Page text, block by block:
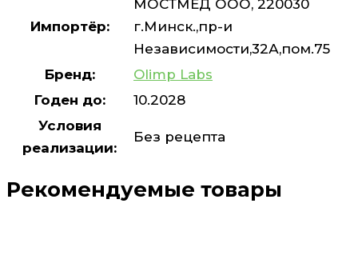
Импортёр:
МОСТМЕД ООО, 220030
г.Минск.,пр-и
Независимости,32А,пом.75
Бренд:
Olimp Labs
Годен до:
10.2028
Условия
реализации:
Без рецепта
Рекомендуемые товары